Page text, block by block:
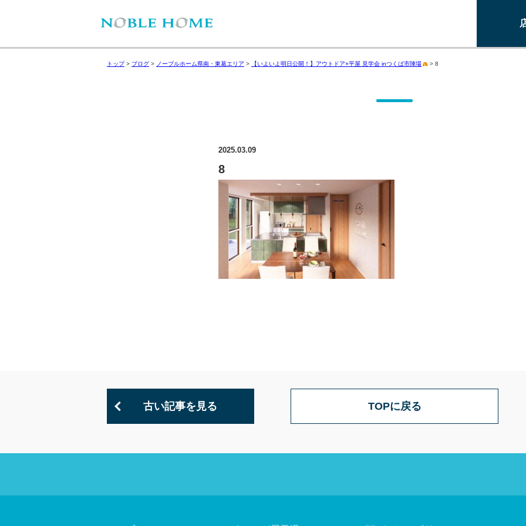
トップ> ブログ > ノーブルホーム県南・東葛エリア > 【いよいよ明日公開！】アウトドア×平屋 見学会 inつくば市陣場 >8
2025.03.09
8
古い記事を見る TOPに戻る